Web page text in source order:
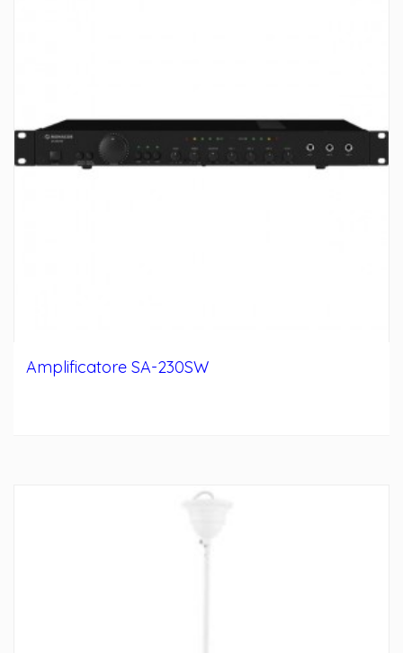
Amplificatore SA-230SW